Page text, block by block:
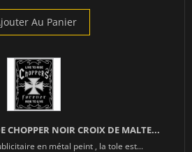
Au Panier
CHOPPER NOIR CROIX DE MALTE...
en métal peint , la tole est...